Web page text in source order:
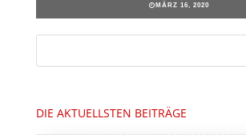
MÄRZ 16, 2020
DIE AKTUELLSTEN BEITRÄGE